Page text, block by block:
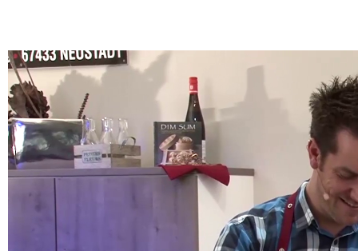
Video-
Player